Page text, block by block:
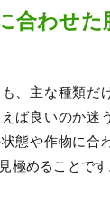
合わせた
、主な種類だ
ば良いのか迷
態や作物に合
極めることです